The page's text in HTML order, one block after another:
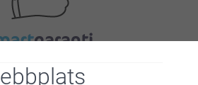
kundgaranti